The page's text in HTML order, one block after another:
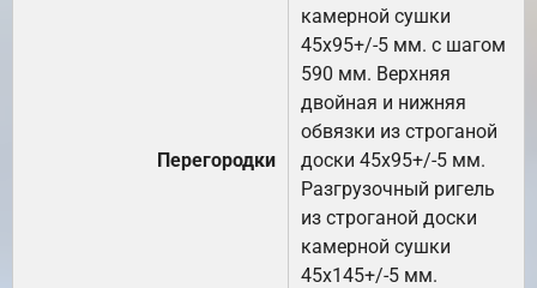
Перегородки
камерной сушки
45х95+/-5 мм. с шагом
590 мм. Верхняя
двойная и нижняя
обвязки из строганой
доски 45х95+/-5 мм.
Разгрузочный ригель
из строганой доски
камерной сушки
45х145+/-5 мм.